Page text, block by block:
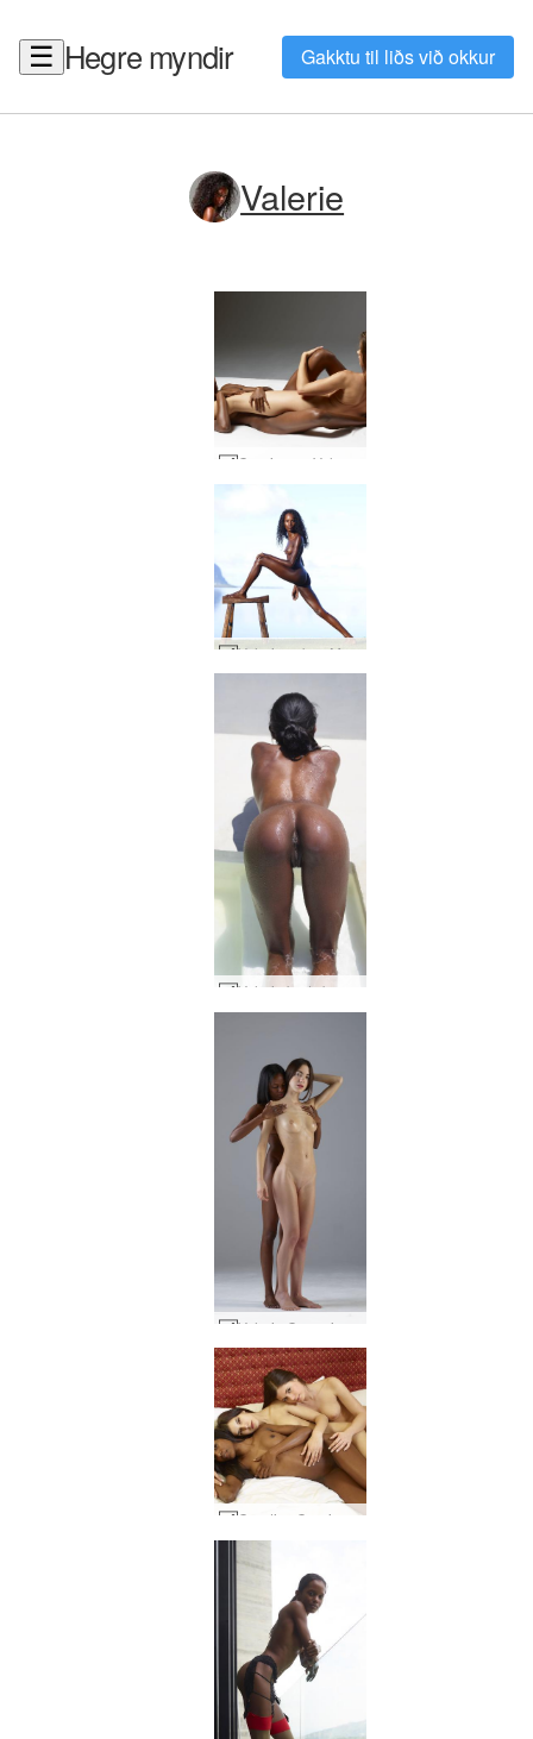
☰ Hegre myndir Gakktu til liðs við okkur
Valerie
Valerie sakna Máritíus #29
Candice Caprice og Valerie kynlíf hluti 1 #6